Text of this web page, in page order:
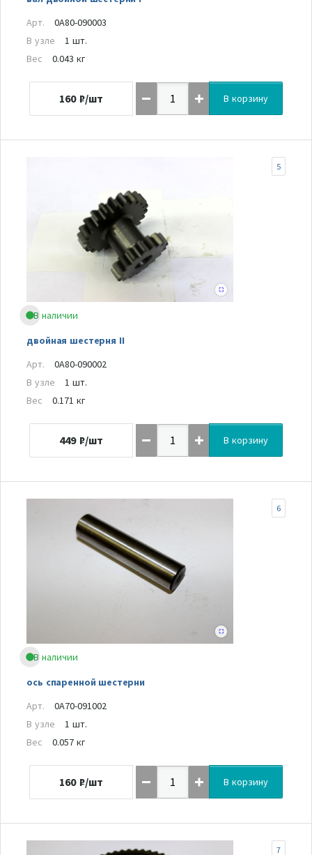
Арт.
0A80-090003
В узле
1 шт.
Вес
0.043 кг
160 ₽/шт В корзину
В наличии
двойная шестерня II
5
Арт.
0A80-090002
В узле
1 шт.
Вес
0.171 кг
449 ₽/шт В корзину
В наличии
ось спаренной шестерни
6
Арт.
0A70-091002
В узле
1 шт.
Вес
0.057 кг
160 ₽/шт В корзину
7